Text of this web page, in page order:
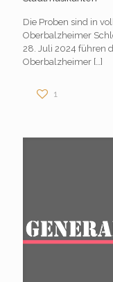
Die Proben sind in
Oberbalzheimer
28. Juli 2024 führen
Oberbalzheimer […]
1